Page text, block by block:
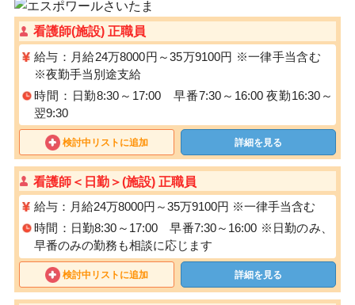
看護師(施設) 正職員
給与：月給24万8000円～35万9100円 ※一律手当含む
※夜勤手当別途支給
時間：日勤8:30～17:00 早番7:30～16:00 夜勤16:30～
翌9:30
検討中リストに追加 詳細を見る
看護師＜日勤＞(施設) 正職員
給与：月給24万8000円～35万9100円 ※一律手当含む
時間：日勤8:30～17:00 早番7:30～16:00 ※日勤のみ、
早番のみの勤務も相談に応じます
検討中リストに追加 詳細を見る